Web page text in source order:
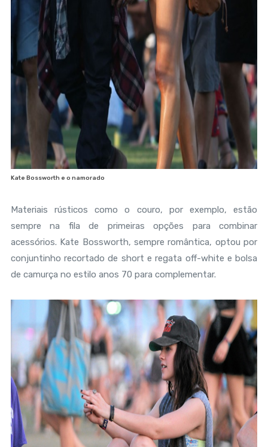
Kate Bossworth e o namorado
Materiais rústicos como o couro, por exemplo, estão
sempre na fila de primeiras opções para combinar
acessórios. Kate Bossworth, sempre romântica, optou por
conjuntinho recortado de short e regata off-white e bolsa
de camurça no estilo anos 70 para complementar.